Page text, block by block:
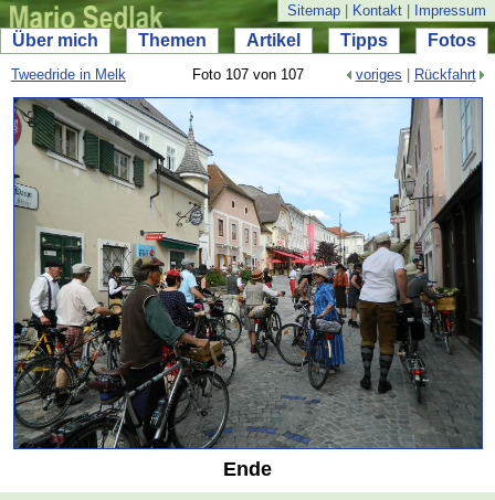
Sitemap Kontakt Impressum
Über mich Themen Artikel Tipps Fotos
Tweedride in Melk Foto 107 von 107 voriges Rückfahrt
Ende